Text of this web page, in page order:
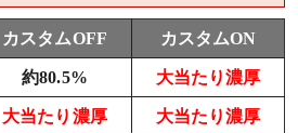
カスタムOFF カスタムON
約80.5% 大当たり濃厚
大当たり濃厚 大当たり濃厚